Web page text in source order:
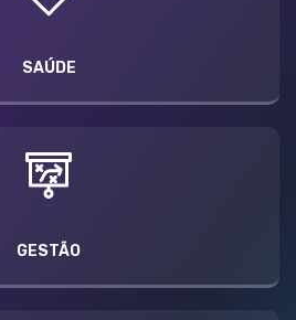
SAÚDE
GESTÃO